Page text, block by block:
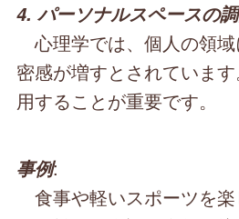
4. パーソナルスペースの
心理学では、個人の領
密感が増すとされていま
用することが重要です。
事例:
食事や軽いスポーツを